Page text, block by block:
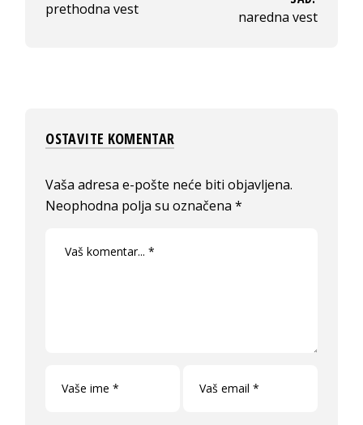
prethodna vest
naredna vest
OSTAVITE KOMENTAR
Vaša adresa e-pošte neće biti objavljena.
Neophodna polja su označena*